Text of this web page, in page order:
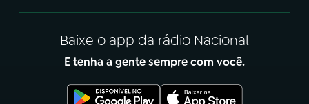
Baixe o app da rádio Nacional
E tenha a gente sempre com você.